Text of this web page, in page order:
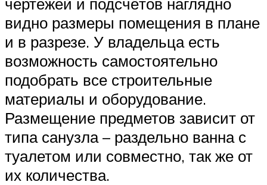
видно размеры помещения в плане
и в разрезе. У владельца есть
возможность самостоятельно
подобрать все строительные
материалы и оборудование.
Размещение предметов зависит от
типа санузла – раздельно ванна с
туалетом или совместно, так же от
их количества.